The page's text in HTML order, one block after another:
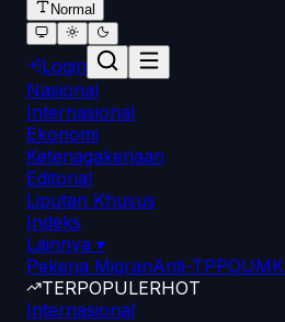
Normal
Login
Nasional
Internasional
Ekonomi
Ketenagakerjaan
Editorial
Liputan Khusus
Indeks
Lainnya ▾
Pekerja MigranAnti-TPPO
TERPOPULERHOT
Internasional